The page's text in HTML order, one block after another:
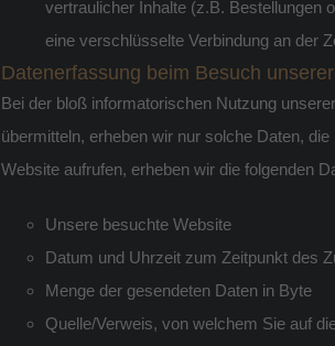
vertraulicher Inhalte (z.B. Bestellungen
eine verschlüsselte Verbindung an der
Datenerfassung beim Besuch
Bei der bloß informatorischen Nutzung
übermitteln, erheben wir nur solche Daten,
Website aufrufen, erheben wir die folgenden
Unsere besuchte Website
Datum und Uhrzeit zum Zeitpunkt des
Menge der gesendeten Daten in Byte
Quelle/Verweis, von welchem Sie auf